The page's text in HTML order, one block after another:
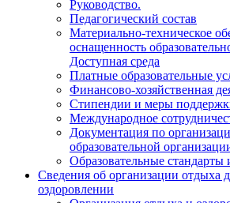
Руководство.
Педагогический состав
Материально-техническое
оснащенность
Доступная среда
Платные образовательные
Финансово-хозяйственная
Стипендии и меры
Международное
Документация по
образовательной
Образовательные стандарты
Сведения об организации отдыха
оздоровлении